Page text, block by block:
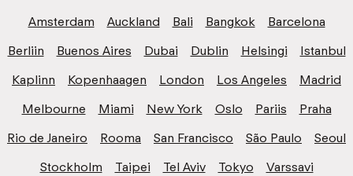
Amsterdam Auckland Bali Bangkok
Barcelona
Berliin
Buenos Aires Dubai Dublin Helsingi
Istanbul
Kaplinn
Kopenhaagen London Los Angeles
Madrid
Melbourne
Miami New York Oslo Pariis
Praha
Rio de Janeiro
Rooma San Francisco São Paulo
Seoul
Stockholm
Taipei Tel Aviv Tokyo Varssavi